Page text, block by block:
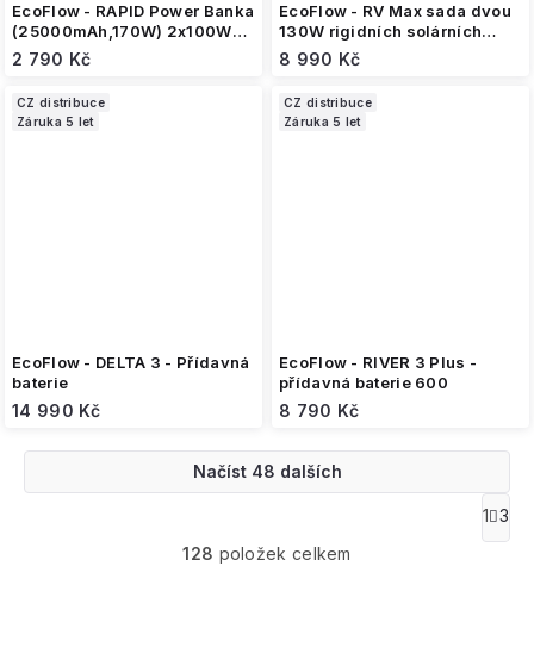
EcoFlow - RAPID Power Banka
(25000mAh,170W) 2x100W
vestavěný USB-C kabel -
černá
2 790 Kč
EcoFlow - RV Max sada dvou
130W rigidních solárních
panelů
8 990 Kč
CZ distribuce
Záruka 5 let
EcoFlow - DELTA 3 - Přídavná
baterie
14 990 Kč
CZ distribuce
Záruka 5 let
EcoFlow - RIVER 3 Plus -
přídavná baterie 600
8 790 Kč
l
Načíst 48 dalších
t
1
3
128 položek celkem